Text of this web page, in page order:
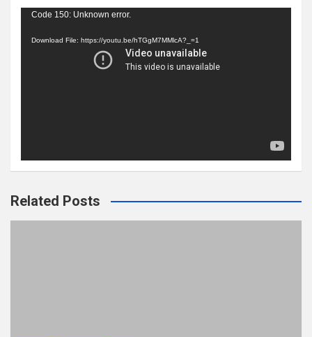
Video
Code 150: Unknown error.
Download File: https://youtu.be/hTGgM7MMlcA?_=1
Related Posts